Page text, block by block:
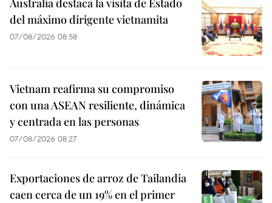
Australia destaca la visita de Estado
del máximo dirigente vietnamita
07/08/2026 08:58
Vietnam reafirma su compromiso
con una ASEAN resiliente, dinámica
y centrada en las personas
07/08/2026 08:27
Exportaciones de arroz de Tailandia
caen cerca de un 19% en el primer